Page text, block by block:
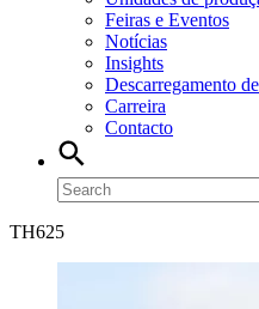
Feiras e Eventos
Notícias
Insights
Descarregamento
Carreira
Contacto
TH625